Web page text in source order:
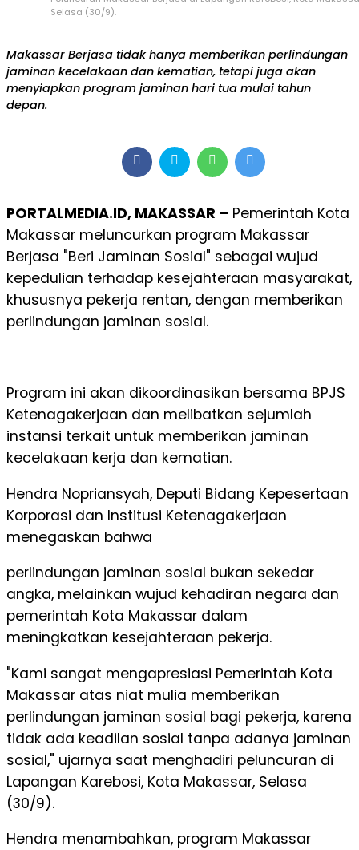
Selasa (30/9).
Makassar Berjasa tidak hanya memberikan perlindungan
jaminan kecelakaan dan kematian, tetapi juga akan
menyiapkan program jaminan hari tua mulai tahun
depan.
PORTALMEDIA.ID, MAKASSAR – Pemerintah Kota
Makassar meluncurkan program Makassar
Berjasa "Beri Jaminan Sosial" sebagai wujud
kepedulian terhadap kesejahteraan masyarakat,
khususnya pekerja rentan, dengan memberikan
perlindungan jaminan sosial.
Program ini akan dikoordinasikan bersama BPJS
Ketenagakerjaan dan melibatkan sejumlah
instansi terkait untuk memberikan jaminan
kecelakaan kerja dan kematian.
Hendra Nopriansyah, Deputi Bidang Kepesertaan
Korporasi dan Institusi Ketenagakerjaan
menegaskan bahwa
perlindungan jaminan sosial bukan sekedar
angka, melainkan wujud kehadiran negara dan
pemerintah Kota Makassar dalam
meningkatkan kesejahteraan pekerja.
"Kami sangat mengapresiasi Pemerintah Kota
Makassar atas niat mulia memberikan
perlindungan jaminan sosial bagi pekerja, karena
tidak ada keadilan sosial tanpa adanya jaminan
sosial," ujarnya saat menghadiri peluncuran di
Lapangan Karebosi, Kota Makassar, Selasa
(30/9).
Hendra menambahkan, program Makassar